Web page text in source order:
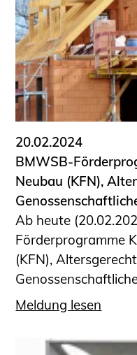
20.02.2024
BMWSB-
Neubau (KFN),
Ab heute
Förderprogramme
(KFN),
Meldung lesen